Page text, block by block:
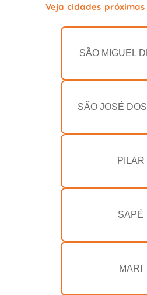
Veja cidades
SÃO MIGUEL
SÃO JOSÉ
PILAR
SAPÉ
MARI